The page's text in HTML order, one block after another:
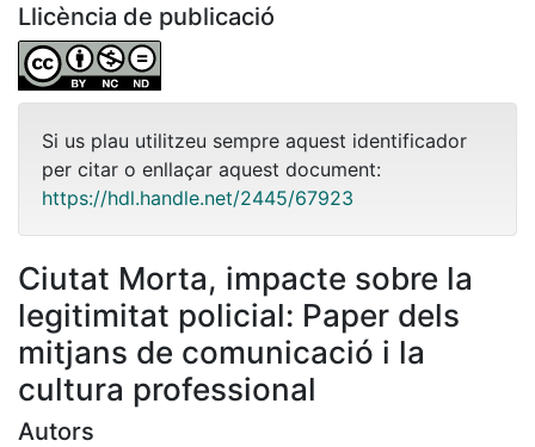
Llicència de publicació
Si us plau utilitzeu sempre aquest identificador
per citar o enllaçar aquest document:
https://hdl.handle.net/2445/67923
Ciutat Morta, impacte sobre la
legitimitat policial: Paper dels
mitjans de comunicació i la
cultura professional
Autors